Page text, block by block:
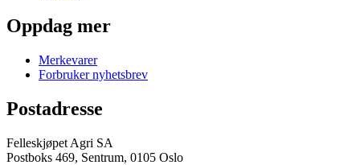
Oppdag mer
Merkevarer
Forbruker nyhetsbrev
Postadresse
Felleskjøpet Agri SA
Postboks 469, Sentrum, 0105 Oslo